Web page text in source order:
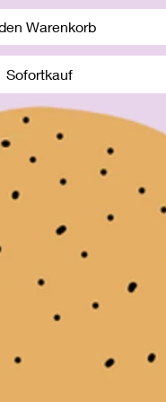
Warenkorb
Sofortkauf